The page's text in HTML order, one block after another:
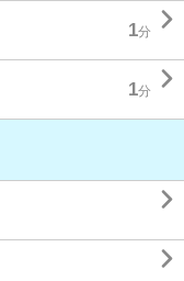
1分 
1分 

